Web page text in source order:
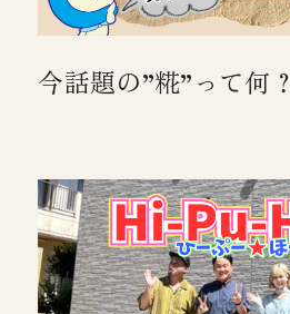
今話題の”糀”って何？